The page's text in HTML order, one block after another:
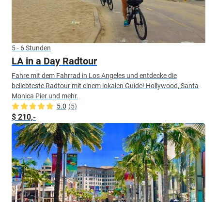
5 - 6 Stunden
LA in a Day Radtour
Fahre mit dem Fahrrad in Los Angeles und entdecke die
beliebteste Radtour mit einem lokalen Guide! Hollywood, Santa
Monica Pier und mehr.
5.0 (5)
$ 210,-